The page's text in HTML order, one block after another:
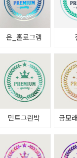
은_홀로그램
민트그린박 금모